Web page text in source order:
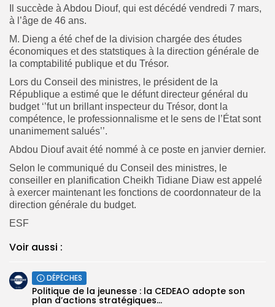
Il succède à Abdou Diouf, qui est décédé vendredi 7 mars,
à l’âge de 46 ans.
M. Dieng a été chef de la division chargée des études
économiques et des statstiques à la direction générale de
la comptabilité publique et du Trésor.
Lors du Conseil des ministres, le président de la
République a estimé que le défunt directeur général du
budget ‘’fut un brillant inspecteur du Trésor, dont la
compétence, le professionnalisme et le sens de l’État sont
unanimement salués’’.
Abdou Diouf avait été nommé à ce poste en janvier dernier.
Selon le communiqué du Conseil des ministres, le
conseiller en planification Cheikh Tidiane Diaw est appelé
à exercer maintenant les fonctions de coordonnateur de la
direction générale du budget.
ESF
Voir aussi :
DÉPÊCHES
Politique de la jeunesse : la CEDEAO adopte son
plan d’actions stratégiques...